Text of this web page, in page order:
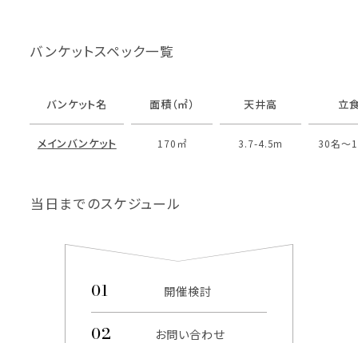
バンケットスペック一覧
バンケット名 面積（㎡） 天井高 立
メインバンケット 170㎡ 3.7-4.5m 30名〜
当日までのスケジュール
開催検討
お問い合わせ